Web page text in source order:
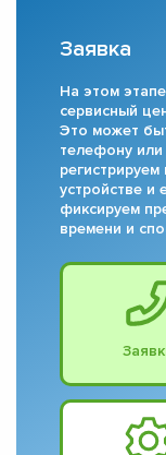
Заявка
На этом
сервисный
Это может
телефону
устройстве и
фиксируем
времени и